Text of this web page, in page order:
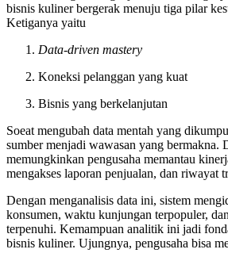
bisnis kuliner bergerak menuju tiga pilar
Ketiganya yaitu
Data-driven mastery
Koneksi pelanggan yang kuat
Bisnis yang berkelanjutan
Soeat mengubah data mentah yang
sumber menjadi wawasan yang bermakna.
memungkinkan pengusaha memantau
mengakses laporan penjualan, dan riwayat
Dengan menganalisis data ini, sistem
konsumen, waktu kunjungan terpopuler,
terpenuhi. Kemampuan analitik ini jadi
bisnis kuliner. Ujungnya, pengusaha bisa